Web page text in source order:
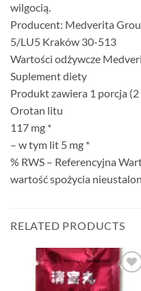
wilgocią.
Producent: Medverita
5/LU5 Kraków 30-513
Wartości odżywcze
Suplement diety
Produkt zawiera 1 porcja (2
Orotan litu
117 mg *
– w tym lit 5 mg *
% RWS – Referencyjna
wartość spożycia
RELATED PRODUCTS